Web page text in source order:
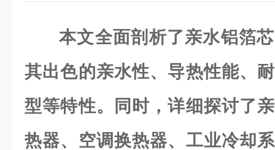
本文全面剖析了亲水铝箔
其出色的亲水性、导热性能、
型等特性。同时，详细探讨了
热器、空调换热器、工业冷却